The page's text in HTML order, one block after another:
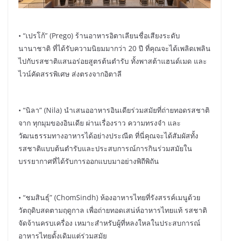
• “เปรโก้” (Prego) ร้านอาหารอิตาเลียนชื่อเสียงระดับ
นานาชาติ ที่ได้รับความนิยมมากว่า 20 ปี ที่คุณจะได้เพลิดเพลิน
ไปกับรสชาติแสนอร่อยสูตรต้นตำรับ ทั้งพาสต้าแฮนด์เมด และ
ไวน์คัดสรรพิเศษ ส่งตรงจากอิตาลี
• “นิลา” (Nila) นำเสนออาหารอินเดียร่วมสมัยที่ถ่ายทอดรสชาติ
จาก ทุกมุมของอินเดีย ผ่านเรื่องราว ความทรงจำ และ
วัฒนธรรมทางอาหารได้อย่างประณีต ที่นี่คุณจะได้สัมผัสทั้ง
รสชาติแบบต้นตำรับและประสบการณ์การกินร่วมสมัยใน
บรรยากาศที่ได้รับการออกแบบมาอย่างพิถีพิถัน
• “ชมสินธุ์” (ChomSindh) ห้องอาหารไทยที่รังสรรค์เมนูด้วย
วัตถุดิบสดตามฤดูกาล เพื่อถ่ายทอดเสน่ห์อาหารไทยแท้ รสชาติ
จัดจ้านครบเครื่อง เหมาะสำหรับผู้ที่หลงใหลในประสบการณ์
อาหารไทยดั้งเดิมแต่ร่วมสมัย